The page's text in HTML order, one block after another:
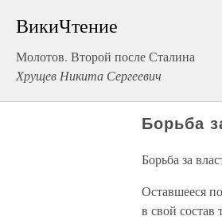
ВикиЧтение
Молотов. Второй после Сталина
Хрущев Никита Сергеевич
Борьба
Борьба за
Оставшееся
в свой